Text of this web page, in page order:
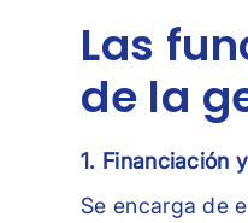
Las
de la
1. Financiación
Se encarga de